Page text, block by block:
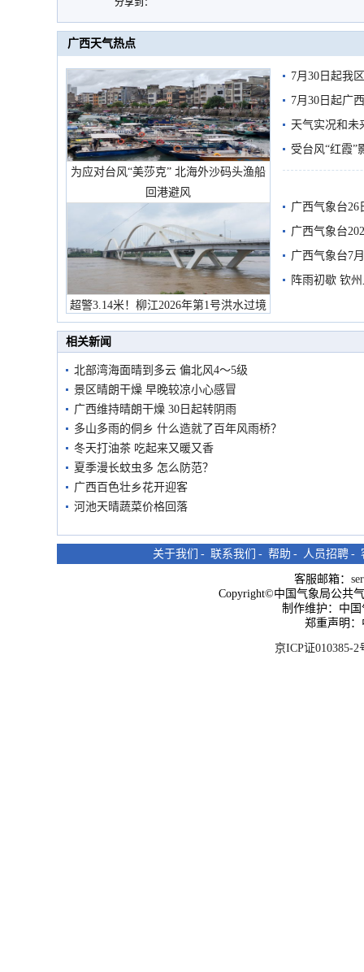
分享到：
广西天气热点
为应对台风“美莎克” 北海外沙码头渔船
回港避风
超警3.14米！柳江2026年第1号洪水过境
市民在堤岸见证汛况
7月30日起我
7月30日起广
天气实况和未
受台风“红霞”
有较强降雨
广西气象台26
广西气象台
预警
广西气象台7
阵雨初歇 钦
相关新闻
北部湾海面晴到多云 偏北风4～5级
景区晴朗干燥 早晚较凉小心感冒
广西维持晴朗干燥 30日起转阴雨
多山多雨的侗乡 什么造就了百年风雨桥？
冬天打油茶 吃起来又暖又香
夏季漫长蚊虫多 怎么防范？
广西百色壮乡花开迎客
河池天晴蔬菜价格回落
关于我们 - 联系我们 - 帮助 - 人员招聘 -
客服邮箱：
Copyright©中国气象局公共
制作维护：中
郑重声明
京ICP证010385-2